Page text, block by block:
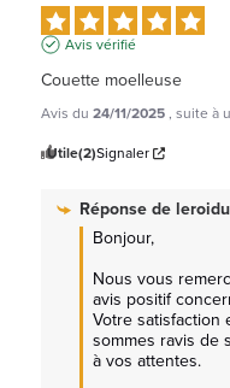
Avis vérifié
Couette moelleuse
Avis du 24/11/2025, suite à
Utile(2)Signaler
Réponse de
Bonjour,
Nous vous
avis positif
Votre satisfaction
sommes ravis de
à vos attentes.